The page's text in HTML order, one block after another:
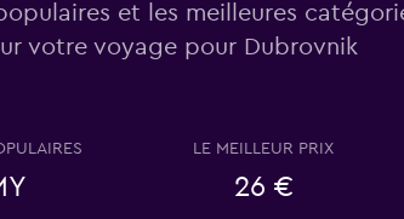
et les meilleures
votre voyage pour Dubrovnik
LE MEILLEUR PRIX
26 €